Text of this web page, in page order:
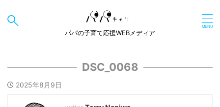
パパの子育て応援WEBメディア
DSC_0068
2025年8月9日